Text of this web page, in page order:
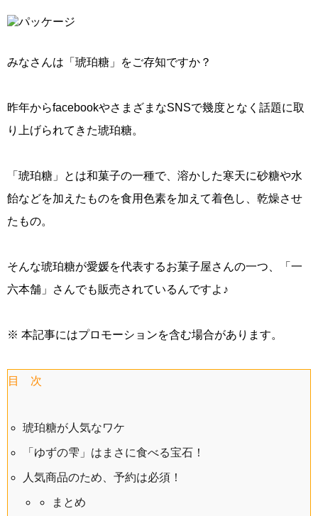
みなさんは「琥珀糖」をご存知ですか？
昨年からfacebookやさまざまなSNSで幾度となく話題に取
り上げられてきた琥珀糖。
「琥珀糖」とは和菓子の一種で、溶かした寒天に砂糖や水
飴などを加えたものを食用色素を加えて着色し、乾燥させ
たもの。
そんな琥珀糖が愛媛を代表するお菓子屋さんの一つ、「一
六本舗」さんでも販売されているんですよ♪
※ 本記事にはプロモーションを含む場合があります。
目 次
琥珀糖が人気なワケ
「ゆずの雫」はまさに食べる宝石！
人気商品のため、予約は必須！
まとめ